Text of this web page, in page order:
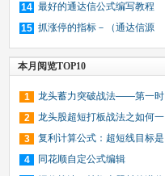
信主图 绝对买点 无未来 无漂移
14 最好的通达信公式编写教程
（文档）
15 抓涨停的指标－（通达信源
码）
本月阅览TOP10
1
龙头蓄力突破战法——第一时
间介入牛股主升浪捕捉涨停板的技
巧（图解）
2
龙头股超短打板战法之如何一
年内用1万块赚到1个亿（图解）
3
复利计算公式：超短线目标是
一年十倍收益，那每月要赚多少？
4
同花顺自定公式编辑